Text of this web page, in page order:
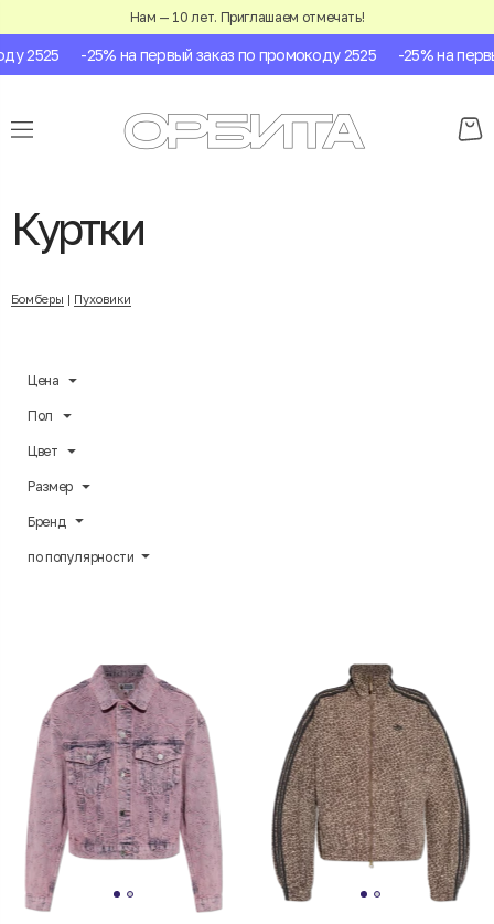
Нам — 10 лет. Приглашаем отмечать!
-25% на первый заказ по промокоду 2525 -25% на первый
Куртки
Бомберы | Пуховики
Цена
Пол
Цвет
Размер
Бренд
по популярности